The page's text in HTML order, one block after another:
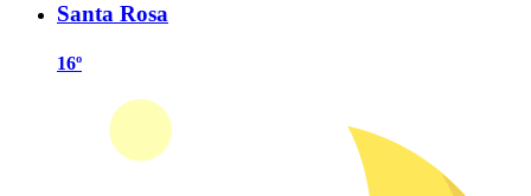
Santa Rosa
16º